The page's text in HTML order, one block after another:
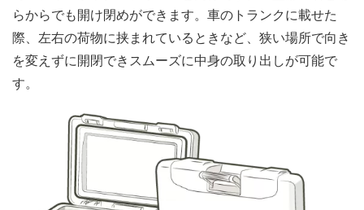
らからでも開け閉めができます。車のトランクに載せた
際、左右の荷物に挟まれているときなど、狭い場所で向き
を変えずに開閉できスムーズに中身の取り出しが可能で
す。